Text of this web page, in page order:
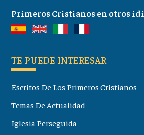
Primeros Cristianos en otros
TE PUEDE INTERESAR
Escritos De Los Primeros Cristianos
Temas De Actualidad
Iglesia Perseguida